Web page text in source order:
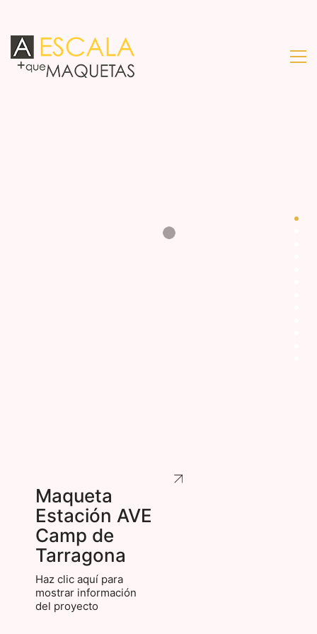
Maqueta
Estación AVE
Camp de
Tarragona
Haz clic aquí para
mostrar información
del proyecto